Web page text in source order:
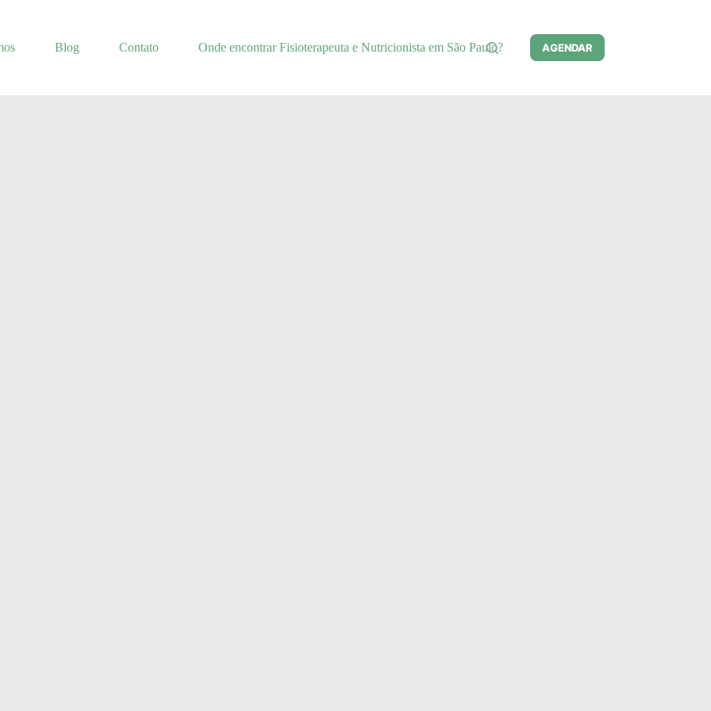
Blog Contato Onde encontrar Fisioterapeuta e Nutricionista em São Paulo? AGENDAR